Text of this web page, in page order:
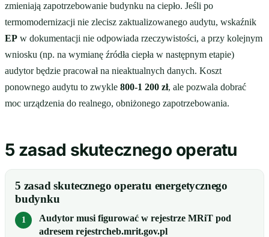
zmieniają zapotrzebowanie budynku na ciepło. Jeśli po
termomodernizacji nie zlecisz zaktualizowanego audytu, wskaźnik
EP w dokumentacji nie odpowiada rzeczywistości, a przy kolejnym
wniosku (np. na wymianę źródła ciepła w następnym etapie)
audytor będzie pracował na nieaktualnych danych. Koszt
ponownego audytu to zwykle 800-1 200 zł, ale pozwala dobrać
moc urządzenia do realnego, obniżonego zapotrzebowania.
5 zasad skutecznego operatu
5 zasad skutecznego operatu energetycznego
budynku
Audytor musi figurować w rejestrze MRiT pod
adresem rejestrcheb.mrit.gov.pl